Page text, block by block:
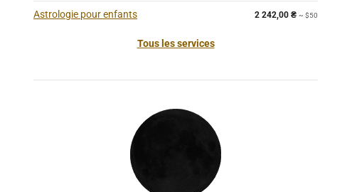
Astrologie pour enfants 2 242,00 ₴ ~ $50
Tous les services